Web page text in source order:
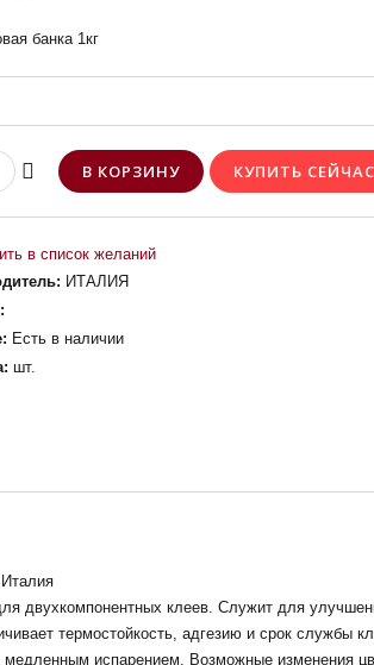
банка 1кг
: ИТАЛИЯ
:
: Есть в наличии
: шт.
двухкомпонентных клеев. Служит для
термостойкость, адгезию и срок службы
медленным испарением. Возможные изменения